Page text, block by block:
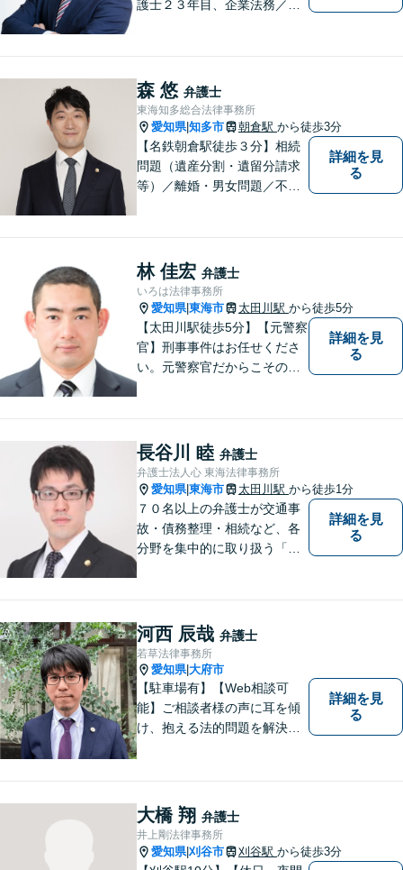
護士２３年目、企業法務／交
護士が、事業経営を強力サポ
ートいたします！【ネット予
約可】【駐車場あり】【見積
無料】
森 悠 弁護士
東海知多総合法律事務所
愛知県|知多市 朝倉駅 から徒歩3分
【名鉄朝倉駅徒歩３分】相続
問題（遺産分割・遺留分請求
等）／離婚・男女問題／不動
多数。
詳細を見
る
林 佳宏 弁護士
いろは法律事務所
愛知県|東海市 太田川駅 から徒歩5分
【太田川駅徒歩5分】【元警察
官】刑事事件はお任せくださ
い。元警察官だからこその視
ることはございません。元警
察官の経験を活かした交通事
故事案対応もいたします。
詳細を見
る
長谷川 睦 弁護士
弁護士法人心 東海法律事務所
愛知県|東海市 太田川駅 から徒歩1分
７０名以上の弁護士が交通事
故・債務整理・相続など、各
分野を集中的に取り扱う「分
できるよう努めております。
詳細を見
る
河西 辰哉 弁護士
若草法律事務所
愛知県|大府市
【駐車場有】【Web相談可
能】ご相談者様の声に耳を傾
け、抱える法的問題を解決す
て、明るい未来へと進みまし
ょう。 地域のみなさまからの
ご相談、お待ちしておりま
す。
詳細を見
る
大橋 翔 弁護士
井上剛法律事務所
愛知県|刈谷市 刈谷駅 から徒歩3分